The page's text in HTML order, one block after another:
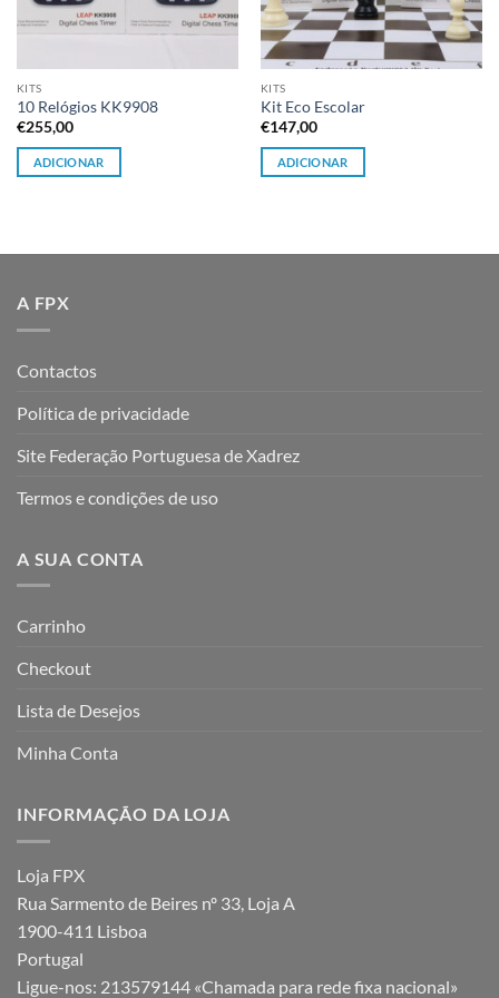
KITS
10 Relógios KK9908
€255,00
ADICIONAR
KITS
Kit Eco Escolar
€147,00
ADICIONAR
A FPX
Contactos
Política de privacidade
Site Federação Portuguesa de Xadrez
Termos e condições de uso
A SUA CONTA
Carrinho
Checkout
Lista de Desejos
Minha Conta
INFORMAÇÃO DA LOJA
Loja FPX
Rua Sarmento de Beires nº 33, Loja A
1900-411 Lisboa
Portugal
Ligue-nos: 213579144 «Chamada para rede fixa nacional»